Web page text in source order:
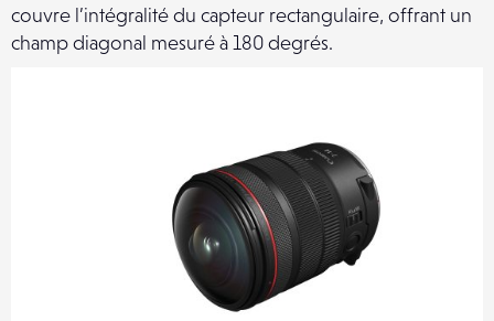
couvre l’intégralité du capteur rectangulaire, offrant un
champ diagonal mesuré à 180 degrés.